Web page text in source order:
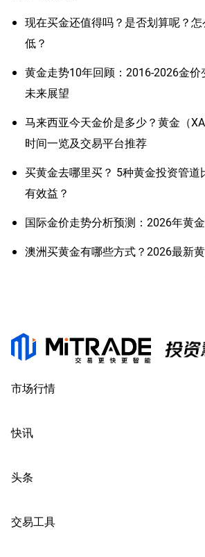
现在买金还值得吗？是否划算呢？
低？
黄金走势10年回顾：2016-2026金
未来展望
马来西亚今天金价是多少？黄金（
时间一览及交易平台推荐
买黄金去哪里买？ 5种黄金投资管道
有效益？
国际金价走势分析预测：2026年黄
澳洲买黄金有哪些方式？2026最新
市场行情
快讯
头条
交易工具